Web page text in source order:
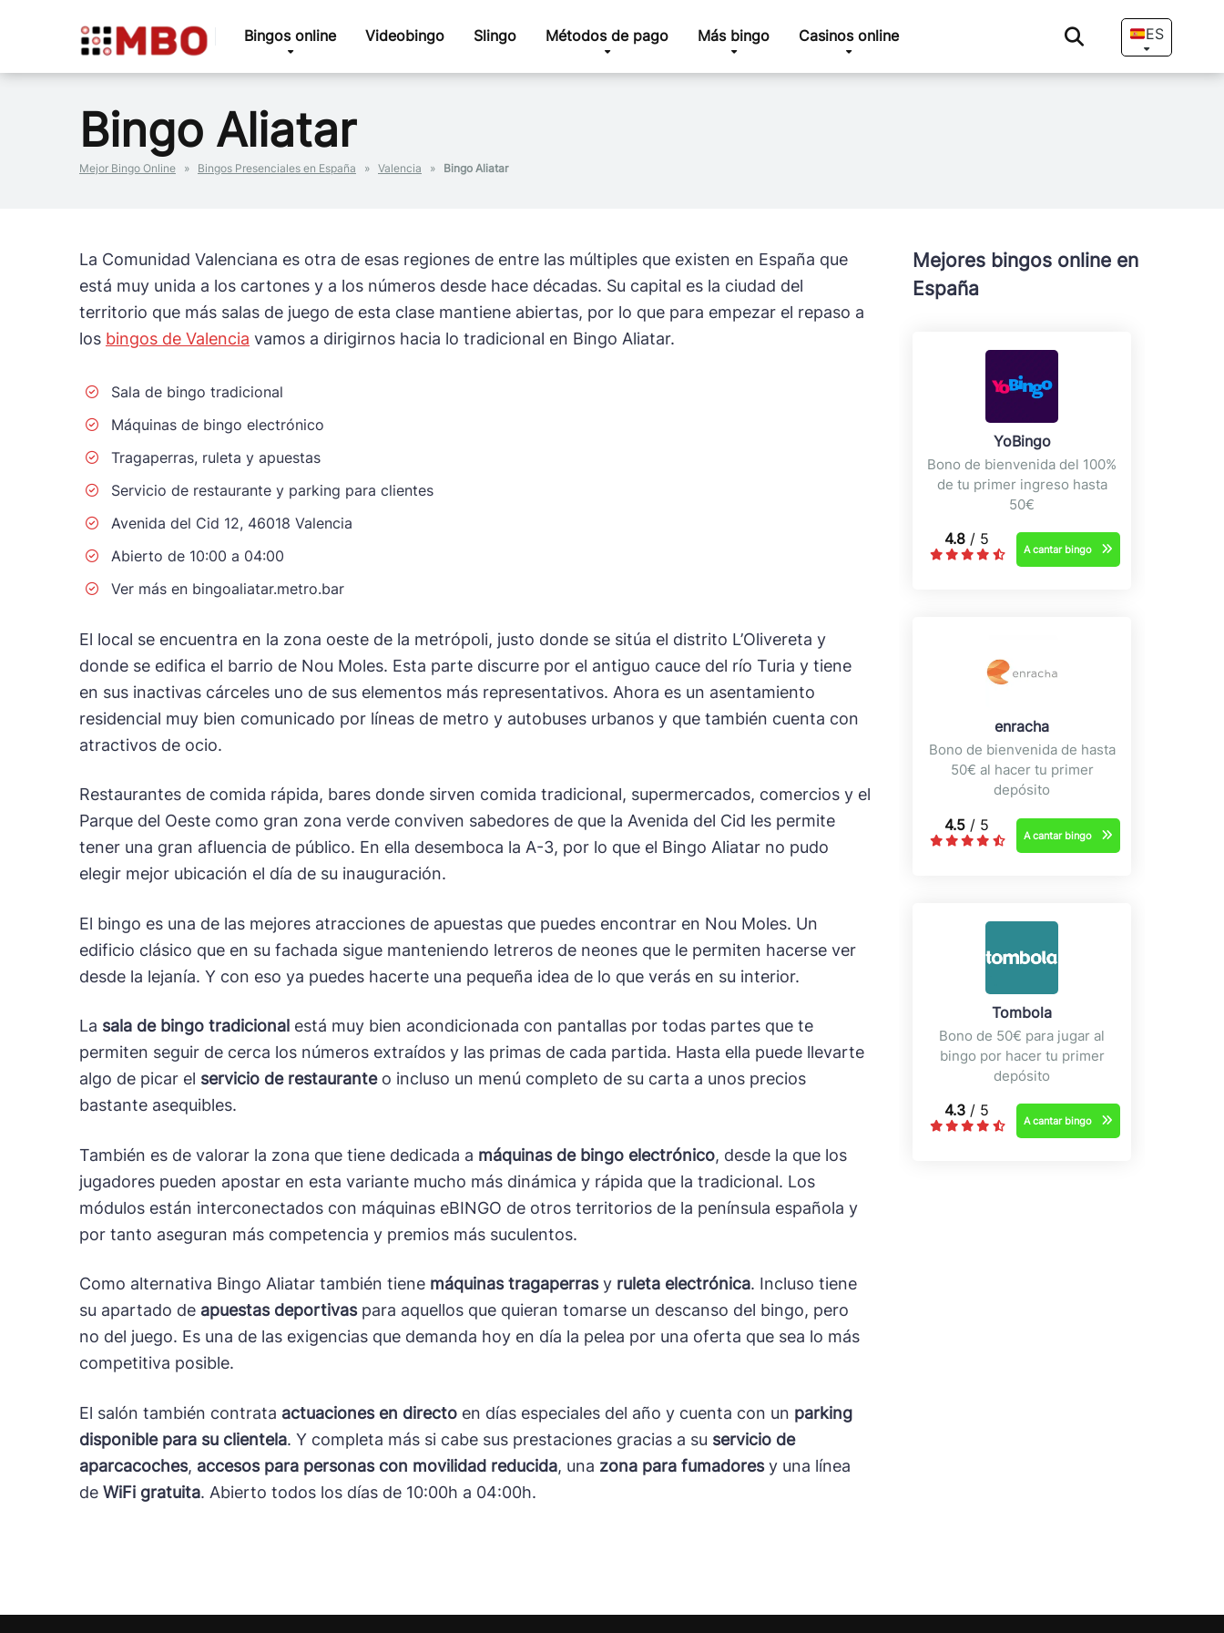
Bingos online Videobingo Slingo Métodos de pago Más bingo Casinos online ES
Bingo Aliatar
Mejor Bingo Online » Bingos Presenciales en España » Valencia » Bingo Aliatar
La Comunidad Valenciana es otra de esas regiones de entre las múltiples que existen en España que
está muy unida a los cartones y a los números desde hace décadas. Su capital es la ciudad del
territorio que más salas de juego de esta clase mantiene abiertas, por lo que para empezar el repaso a
los bingos de Valencia vamos a dirigirnos hacia lo tradicional en Bingo Aliatar.
Sala de bingo tradicional
Máquinas de bingo electrónico
Tragaperras, ruleta y apuestas
Servicio de restaurante y parking para clientes
Avenida del Cid 12, 46018 Valencia
Abierto de 10:00 a 04:00
Ver más en bingoaliatar.metro.bar
El local se encuentra en la zona oeste de la metrópoli, justo donde se sitúa el distrito L’Olivereta y
donde se edifica el barrio de Nou Moles. Esta parte discurre por el antiguo cauce del río Turia y tiene
en sus inactivas cárceles uno de sus elementos más representativos. Ahora es un asentamiento
residencial muy bien comunicado por líneas de metro y autobuses urbanos y que también cuenta con
atractivos de ocio.
Restaurantes de comida rápida, bares donde sirven comida tradicional, supermercados, comercios y el
Parque del Oeste como gran zona verde conviven sabedores de que la Avenida del Cid les permite
tener una gran afluencia de público. En ella desemboca la A-3, por lo que el Bingo Aliatar no pudo
elegir mejor ubicación el día de su inauguración.
El bingo es una de las mejores atracciones de apuestas que puedes encontrar en Nou Moles. Un
edificio clásico que en su fachada sigue manteniendo letreros de neones que le permiten hacerse ver
desde la lejanía. Y con eso ya puedes hacerte una pequeña idea de lo que verás en su interior.
La sala de bingo tradicional está muy bien acondicionada con pantallas por todas partes que te
permiten seguir de cerca los números extraídos y las primas de cada partida. Hasta ella puede llevarte
algo de picar el servicio de restauranteo incluso un menú completo de su carta a unos precios
bastante asequibles.
También es de valorar la zona que tiene dedicada a máquinas de bingo electrónico, desde la que los
jugadores pueden apostar en esta variante mucho más dinámica y rápida que la tradicional. Los
módulos están interconectados con máquinas eBINGO de otros territorios de la península española y
por tanto aseguran más competencia y premios más suculentos.
Como alternativa Bingo Aliatar también tiene máquinas tragaperrasy ruleta electrónica. Incluso tiene
su apartado de apuestas deportivaspara aquellos que quieran tomarse un descanso del bingo, pero
no del juego. Es una de las exigencias que demanda hoy en día la pelea por una oferta que sea lo más
competitiva posible.
El salón también contrata actuaciones en directo en días especiales del año y cuenta con un parking
disponible para su clientela. Y completa más si cabe sus prestaciones gracias a su servicio de
aparcacoches, accesos para personas con movilidad reducida, una zona para fumadoresy una línea
de WiFi gratuita. Abierto todos los días de 10:00h a 04:00h.
Mejores bingos online en
España
YoBingo
Bono de bienvenida del 100%
de tu primer ingreso hasta
50€
4.8 / 5
A cantar bingo
enracha
Bono de bienvenida de hasta
50€ al hacer tu primer
depósito
4.5 / 5
A cantar bingo
Tombola
Bono de 50€ para jugar al
bingo por hacer tu primer
depósito
4.3 / 5
A cantar bingo